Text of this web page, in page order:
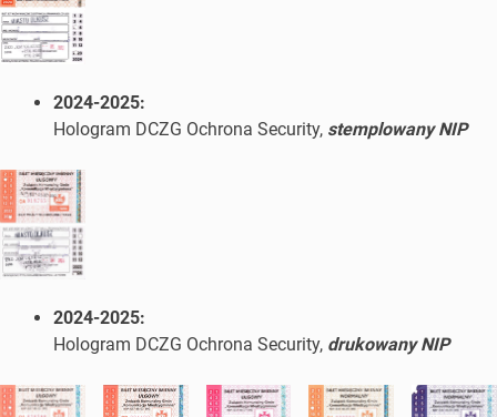
2024-2025:
Hologram DCZG Ochrona Security, stemplowany NIP
2024-2025:
Hologram DCZG Ochrona Security, drukowany NIP